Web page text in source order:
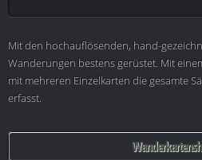
Mit den hochauflösenden, hand-
Wanderungen bestens gerüstet. Mit
mit mehreren Einzelkarten die gesamte
erfasst.